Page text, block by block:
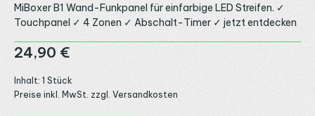
MiBoxer B1 Wand-Funkpanel für einfarbige LED Streifen. ✓
Touchpanel ✓ 4 Zonen ✓ Abschalt-Timer ✓ jetzt entdecken
Regulärer Preis:
24,90 €
Inhalt: 1 Stück
Preise inkl. MwSt. zzgl. Versandkosten